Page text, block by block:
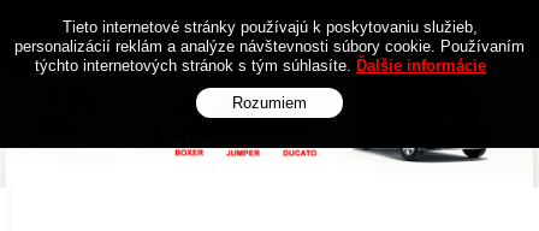
Tieto internetové stránky používajú k poskytovaniu služieb,
personalizácií reklám a analýze návštevnosti súbory cookie. Používaním
týchto internetových stránok s tým súhlasíte. Ďalšie informácie
Rozumiem